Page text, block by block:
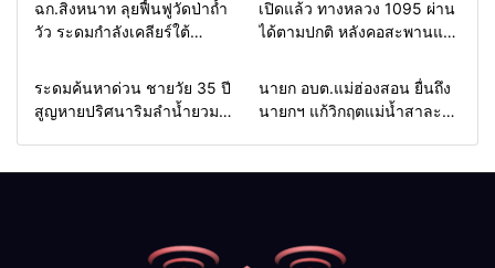
Home แวดวงทหาร
ฉก.สิงหนาท ลุยฟื้นฟูวัดป่าถ้ำ
วัว ระดมกำลังเคลียร์ใต้
ช่วยชาวบ้านฝ่าวิกฤตน้ำป่า
Home รอบรั้วทั่วไทย
เปิดแล้ว ทางหลวง 1095 ผ่าน
ได้ตามปกติ หลังคอสะพานแม่
แม่ฮ่องสอน สั่งเฝ้าระวัง 24
Home รอบรั้วทั่วไทย
ระดมค้นหาด่วน ชายวัย 35 ปี
สูญหายปริศนาริมลำน้ำยวม
Home รอบรั้วทั่วไทย
นายก อบต.แม่ฮ่องสอน ยื่นถึง
นายกฯ แก้วิกฤตแม่น้ำสาละ